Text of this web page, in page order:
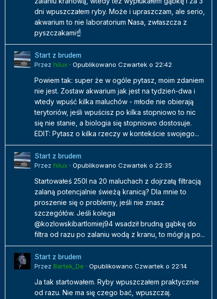
dni wpuszczałem ryby. Może i upraszczam, ale serio,
akwarium to nie laboratorium Nasa, zwłaszcza z
pyszczakami☝️
Start z brudem
Przez hilux · Opublikowano Czwartek o 22:42
Powiem tak: super że w ogóle pytasz, moim zdaniem
nie jest. Zostaw akwarium jak jest na tydzień-dwa i
wtedy wpuść kilka maluchów - młode nie obierają
terytoriów, jeśli wpuścisz po kilka stopniowo to nic
się nie stanie, a biologia się stopniowo dostosuje.
EDIT: Pytasz o kilka rzeczy w kontekście swojego...
Start z brudem
Przez hilux · Opublikowano Czwartek o 22:35
Startowałeś 250l na 20 maluchach z dojrzałą filtracją
zalaną potencjalnie świeżą kranicą? Dla mnie to
proszenie się o problemy, jeśli nie znasz
szczegółów. Jeśli kolega
@kozlowskibartlomiej94 wsadził brudną gąbkę do
filtra od razu po zalaniu wodą z kranu, to mógł ją po...
Start z brudem
Przez Bartek_De · Opublikowano Czwartek o 22:14
Ja tak startowałem. Ryby wpuszczałem praktycznie
od razu. Nie ma się czego bać, wpuszczaj.